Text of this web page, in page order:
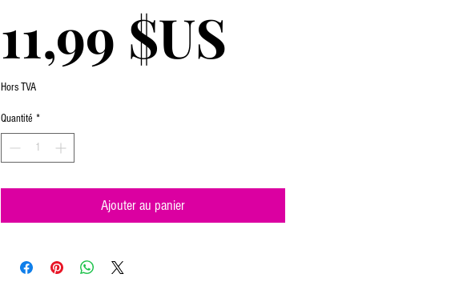
11,99 $US
Hors TVA
Quantité *
Ajouter au panier